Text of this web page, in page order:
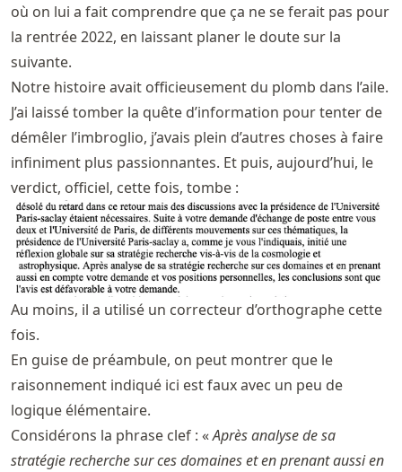
où on lui a fait comprendre que ça ne se ferait pas pour
la rentrée 2022, en laissant planer le doute sur la
suivante.
Notre histoire avait officieusement du plomb dans l’aile.
J’ai laissé tomber la quête d’information pour tenter de
démêler l’imbroglio, j’avais plein d’autres choses à faire
infiniment plus passionnantes. Et puis, aujourd’hui, le
verdict, officiel, cette fois, tombe :
Au moins, il a utilisé un correcteur d’orthographe cette
fois.
En guise de préambule, on peut montrer que le
raisonnement indiqué ici est faux avec un peu de
logique élémentaire.
Considérons la phrase clef : «Après analyse de sa
stratégie recherche sur ces domaines et en prenant aussi en